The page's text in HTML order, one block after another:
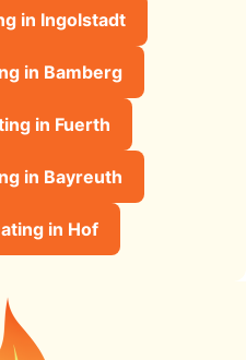
in Ingolstadt
in Bamberg
in Fuerth
in Bayreuth
in Hof